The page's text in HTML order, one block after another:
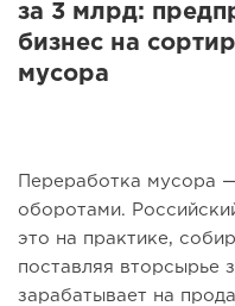
за 3 млрд:
бизнес на
мусора
Переработка мусора
оборотами.
это на практике,
поставляя вторсырье
зарабатывает на